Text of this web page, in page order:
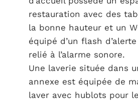
restauration avec des
la bonne hauteur et un
équipé d’un flash
relié à l’alarme sonore.
Une laverie située dans
annexe est équipée de
laver avec hublots pour